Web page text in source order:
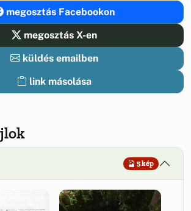
megosztás Facebookon
megosztás X-en
küldés emailben
link másolása
5 kép